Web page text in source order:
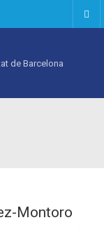
Montoro